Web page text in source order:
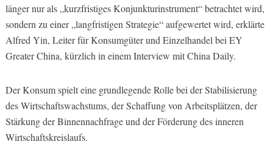
länger nur als „kurzfristiges Konjunkturinstrument“ betrachtet wird,
sondern zu einer „langfristigen Strategie“ aufgewertet wird, erklärte
Alfred Yin, Leiter für Konsumgüter und Einzelhandel bei EY
Greater China, kürzlich in einem Interview mit China Daily.
Der Konsum spielt eine grundlegende Rolle bei der Stabilisierung
des Wirtschaftswachstums, der Schaffung von Arbeitsplätzen, der
Stärkung der Binnennachfrage und der Förderung des inneren
Wirtschaftskreislaufs.